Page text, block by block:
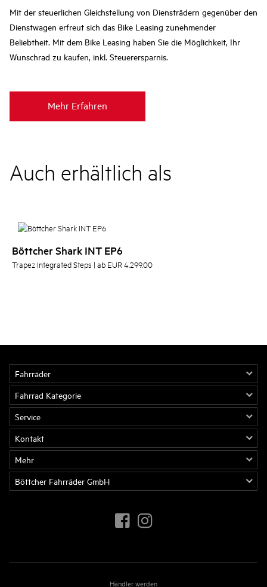
Mit der steuerlichen Gleichstellung von Diensträdern gegenüber den
Dienstwagen erfreut sich das Bike Leasing zunehmender
Beliebtheit. Mit dem Bike Leasing haben Sie die Möglichkeit, Ihr
Wunschrad zu kaufen, inkl. Steuerersparnis.
Mehr Erfahren
Auch erhältlich als
Böttcher Shark INT EP6
Trapez Integrated Steps | ab EUR 4.299,00
Fahrräder
Fahrrad Kategorie
Service
Kontakt
Mehr
Böttcher Fahrräder GmbH
Händler werden